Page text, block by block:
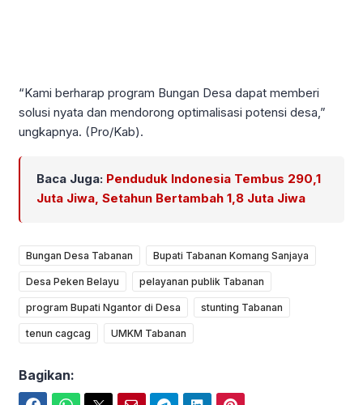
“Kami berharap program Bungan Desa dapat memberi
solusi nyata dan mendorong optimalisasi potensi desa,”
ungkapnya. (Pro/Kab).
Baca Juga: Penduduk Indonesia Tembus 290,1
Juta Jiwa, Setahun Bertambah 1,8 Juta Jiwa
Bungan Desa Tabanan Bupati Tabanan Komang Sanjaya
Desa Peken Belayu pelayanan publik Tabanan
program Bupati Ngantor di Desa stunting Tabanan
tenun cagcag UMKM Tabanan
Bagikan: